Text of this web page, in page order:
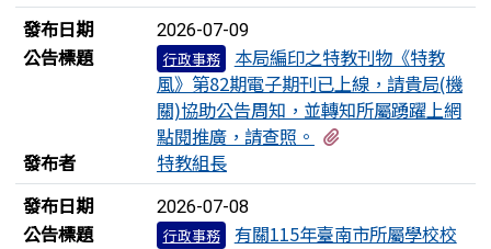
發布日期
2026-07-09
公告標題 行政事務
本局編印之特教刊物《特教
風》第82期電子期刊已上線，請貴局(機
關)協助公告周知，並轉知所屬踴躍上網
點閱推廣，請查照。
發布者
特教組長
發布日期
2026-07-08
公告標題 行政事務
有關115年臺南市所屬學校校